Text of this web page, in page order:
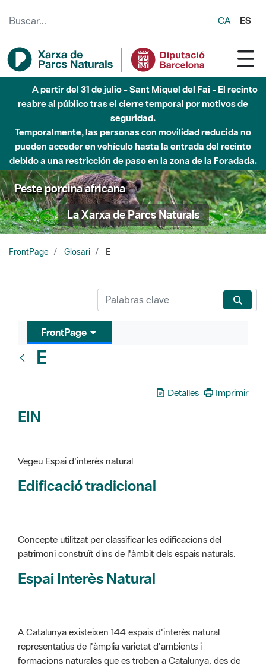
CA ES
A partir del 31 de julio - Sant Miquel del Fai - El recinto
reabre al público tras el cierre temporal por motivos de
seguridad.
Temporalmente, las personas con movilidad reducida no
pueden acceder en vehículo hasta la entrada del recinto
debido a una restricción de paso en la zona de la Foradada.
Peste porcina africana
La Xarxa de Parcs Naturals
FrontPage Glosari E
FrontPage
E
Detalles Imprimir
EIN
Vegeu Espai d'interès natural
Edificació tradicional
Concepte utilitzat per classificar les edificacions del
patrimoni construït dins de l'àmbit dels espais naturals.
Espai Interès Natural
A Catalunya existeixen 144 espais d'interès natural
representatius de l'àmplia varietat d'ambients i
formacions naturales que es troben a Catalunya, des de